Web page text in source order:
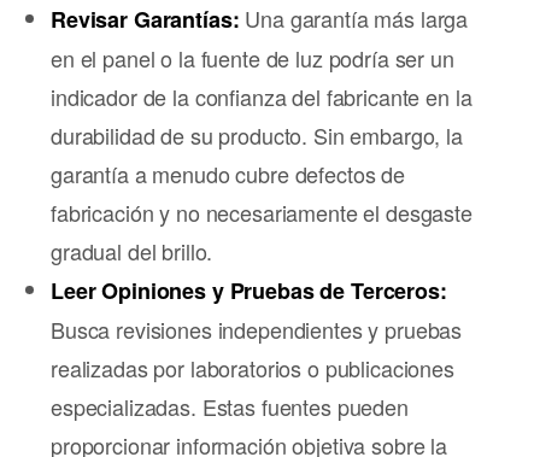
Revisar Garantías: Una garantía más larga
en el panel o la fuente de luz podría ser un
indicador de la confianza del fabricante en la
durabilidad de su producto. Sin embargo, la
garantía a menudo cubre defectos de
fabricación y no necesariamente el desgaste
gradual del brillo.
Leer Opiniones y Pruebas de Terceros:
Busca revisiones independientes y pruebas
realizadas por laboratorios o publicaciones
especializadas. Estas fuentes pueden
proporcionar información objetiva sobre la